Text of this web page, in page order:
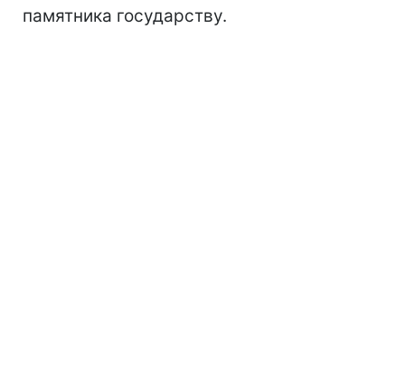
памятника государству.